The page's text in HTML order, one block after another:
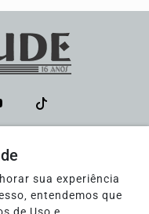
sua experiência
entendemos que